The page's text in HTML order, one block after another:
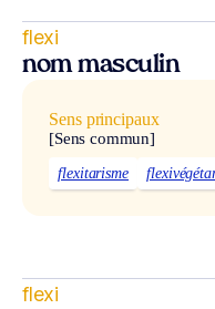
flexi
nom masculin
Sens principaux
[Sens commun]
flexitarisme
flexi